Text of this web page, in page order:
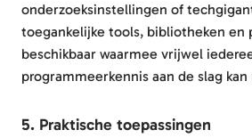
onderzoeksinstellingen of
toegankelijke tools, bibliotheken en
beschikbaar waarmee vrijwel
programmeerkennis aan de slag
5. Praktische toepassingen